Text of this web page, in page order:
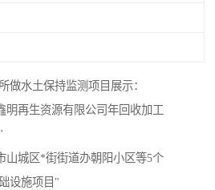
做水土保持监测项目展示：
明再生资源有限公司年回收加工
山城区*街街道办朝阳小区等5个
设施项目"